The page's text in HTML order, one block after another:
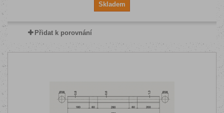
Skladem
Přidat k porovnání